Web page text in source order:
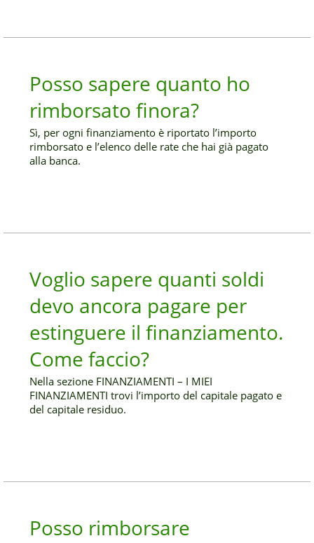
Posso sapere quanto ho
rimborsato finora?
Sì, per ogni finanziamento è riportato l’importo
rimborsato e l’elenco delle rate che hai già pagato
alla banca.
Voglio sapere quanti soldi
devo ancora pagare per
estinguere il finanziamento.
Come faccio?
Nella sezione FINANZIAMENTI – I MIEI
FINANZIAMENTI trovi l’importo del capitale pagato e
del capitale residuo.
Posso rimborsare